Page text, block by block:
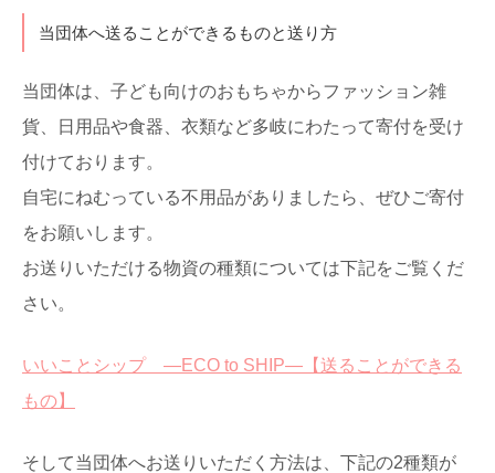
当団体へ送ることができるものと送り方
当団体は、子ども向けのおもちゃからファッション雑
貨、日用品や食器、衣類など多岐にわたって寄付を受け
付けております。
自宅にねむっている不用品がありましたら、ぜひご寄付
をお願いします。
お送りいただける物資の種類については下記をご覧くだ
さい。
いいことシップ ―ECO to SHIP―【送ることができる
もの】
そして当団体へお送りいただく方法は、下記の2種類が